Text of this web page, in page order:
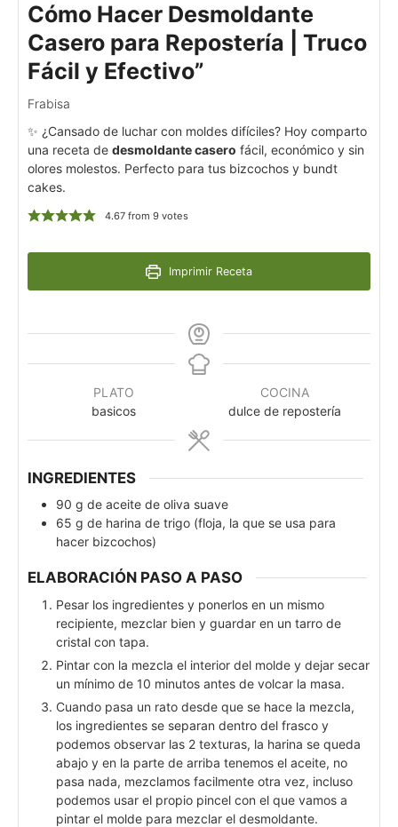
Cómo Hacer Desmoldante
Casero para Repostería | Truco
Fácil y Efectivo”
Frabisa
✨ ¿Cansado de luchar con moldes difíciles? Hoy comparto
una receta de desmoldante casero fácil, económico y sin
olores molestos. Perfecto para tus bizcochos y bundt
cakes.
4.67from 9votes
Imprimir Receta
PLATO
basicos
COCINA
dulce de repostería
INGREDIENTES
90 g de aceite de oliva suave
65 g de harina de trigo (floja, la que se usa para
hacer bizcochos)
ELABORACIÓN PASO A PASO
Pesar los ingredientes y ponerlos en un mismo
recipiente, mezclar bien y guardar en un tarro de
cristal con tapa.
Pintar con la mezcla el interior del molde y dejar secar
un mínimo de 10 minutos antes de volcar la masa.
Cuando pasa un rato desde que se hace la mezcla,
los ingredientes se separan dentro del frasco y
podemos observar las 2 texturas, la harina se queda
abajo y en la parte de arriba tenemos el aceite, no
pasa nada, mezclamos facilmente otra vez, incluso
podemos usar el propio pincel con el que vamos a
pintar el molde para mezclar el desmoldante.